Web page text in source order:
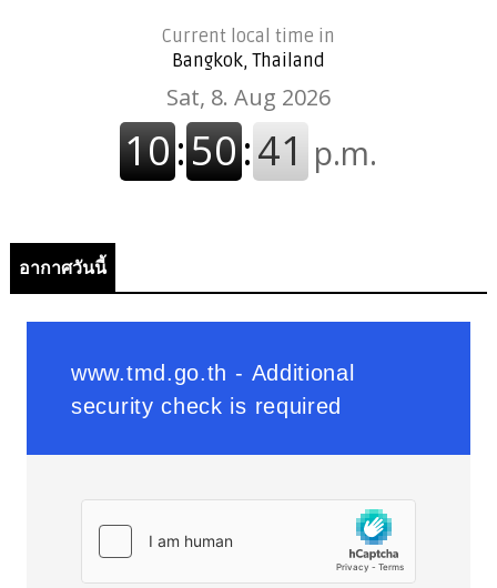
Current local time in
Bangkok, Thailand
อากาศวันนี้